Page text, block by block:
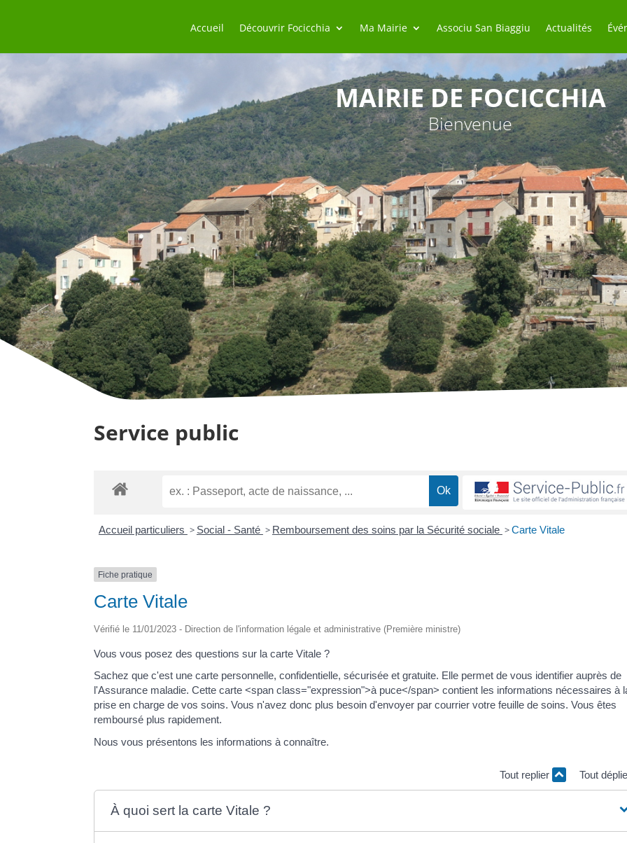
Accueil Découvrir Focicchia Ma Mairie Associu San Biaggiu Actualités
MAIRIE DE FOCICCHIA
Bienvenue
Service public
Accueil particuliers > Social - Santé > Remboursement des soins par la Sécurité sociale >Carte Vitale
Fiche pratique
Carte Vitale
Vérifié le 11/01/2023 - Direction de l'information légale et administrative (Première ministre)
Vous vous posez des questions sur la carte Vitale ?
Sachez que c'est une carte personnelle, confidentielle, sécurisée et gratuite. Elle permet de vous identifier auprès de
l'Assurance maladie. Cette carte <span class="expression">à puce</span> contient les informations nécessaires à
prise en charge de vos soins. Vous n'avez donc plus besoin d'envoyer par courrier votre feuille de soins. Vous êtes
remboursé plus rapidement.
Nous vous présentons les informations à connaître.
Tout replier Tout
À quoi sert la carte Vitale ?